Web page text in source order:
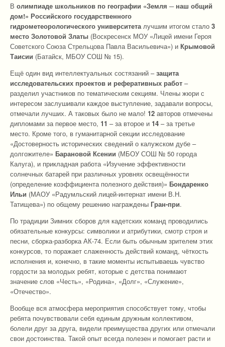
В олимпиаде школьников по географии «Земля ─ наш общий
дом!» Российского государственного
гидрометеорологического университета лучшим итогом стало 3
место Золотовой Златы (Воскресенск МОУ «Лицей имени Героя
Советского Союза Стрельцова Павла Васильевича») и Крымовой
Таисии (Батайск, МБОУ СОШ № 15).
Ещё один вид интеллектуальных состязаний –защита
исследовательских проектов и реферативных работ –
разделил участников по тематическим секциям. Члены жюри с
интересом заслушивали каждое выступление, задавали вопросы,
отмечали лучших. А таковых было не мало! 12 авторов отмечены
дипломами за первое место, 11 – за второе и 14 – за третье
место. Кроме того, в гуманитарной секции исследование
«Достоверность исторических сведений о калужском дубе –
долгожителе» Барановой Ксении (МБОУ СОШ № 50 города
Калуга), и прикладная работа «Изучение эффективности
солнечных батарей при различных уровнях освещённости
(определение коэффициента полезного действия)» Бондаренко
Ильи (МАОУ «Радумльский лицей-интернат имени В.Н.
Татищева») по общему решению награждены Гран-при.
По традиции Зимних сборов для кадетских команд проводились
обязательные конкурсы: символики и атрибутики, смотр строя и
песни, сборка-разборка АК-74. Если быть обычным зрителем этих
конкурсов, то поражает слаженность действий команд, чёткость
исполнения и, конечно, в такие моменты испытываешь чувство
гордости за молодых ребят, которые с детства понимают
значение слов «Честь», «Родина», «Долг», «Служение»,
«Отечество».
Вообще вся атмосфера мероприятия способствует тому, чтобы
ребята почувствовали себя единым дружным коллективом,
болели друг за друга, видели преимущества других или отмечали
свои достоинства. Такой опыт всегда полезен и помогает расти и